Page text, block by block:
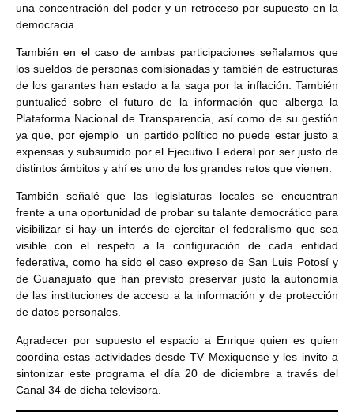
una concentración del poder y un retroceso por supuesto en la
democracia.
También en el caso de ambas participaciones señalamos que
los sueldos de personas comisionadas y también de estructuras
de los garantes han estado a la saga por la inflación. También
puntualicé sobre el futuro de la información que alberga la
Plataforma Nacional de Transparencia, así como de su gestión
ya que, por ejemplo un partido político no puede estar justo a
expensas y subsumido por el Ejecutivo Federal por ser justo de
distintos ámbitos y ahí es uno de los grandes retos que vienen.
También señalé que las legislaturas locales se encuentran
frente a una oportunidad de probar su talante democrático para
visibilizar si hay un interés de ejercitar el federalismo que sea
visible con el respeto a la configuración de cada entidad
federativa, como ha sido el caso expreso de San Luis Potosí y
de Guanajuato que han previsto preservar justo la autonomía
de las instituciones de acceso a la información y de protección
de datos personales.
Agradecer por supuesto el espacio a Enrique quien es quien
coordina estas actividades desde TV Mexiquense y les invito a
sintonizar este programa el día 20 de diciembre a través del
Canal 34 de dicha televisora.